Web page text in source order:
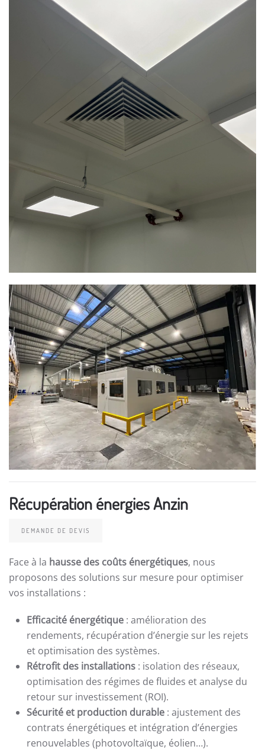
Récupération énergies Anzin
DEMANDE DE DEVIS
Face à la hausse des coûts énergétiques, nous
proposons des solutions sur mesure pour optimiser
vos installations :
Efficacité énergétique : amélioration des
rendements, récupération d’énergie sur les rejets
et optimisation des systèmes.
Rétrofit des installations : isolation des réseaux,
optimisation des régimes de fluides et analyse du
retour sur investissement (ROI).
Sécurité et production durable : ajustement des
contrats énergétiques et intégration d’énergies
renouvelables (photovoltaïque, éolien…).